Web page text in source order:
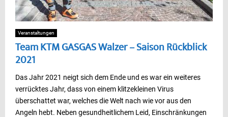
Veranstaltungen
Team KTM GASGAS Walzer – Saison Rückblick
2021
Das Jahr 2021 neigt sich dem Ende und es war ein weiteres
verrücktes Jahr, dass von einem klitzekleinen Virus
überschattet war, welches die Welt nach wie vor aus den
Angeln hebt. Neben gesundheitlichem Leid, Einschränkungen